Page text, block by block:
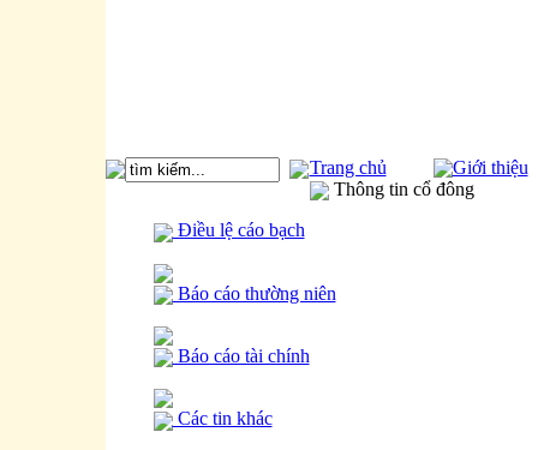
Trang chủ
Giới thiệu
Thông tin cổ đông
Điều lệ cáo bạch
Báo cáo thường niên
Báo cáo tài chính
Các tin khác